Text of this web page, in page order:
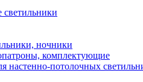
ночники
комплектующие
настенно-потолочных